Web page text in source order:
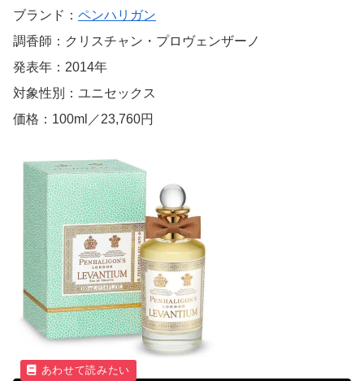
ブランド： ペンハリガン
調香師：クリスチャン・プロヴェンザーノ
発表年：2014年
対象性別：ユニセックス
価格：100ml／23,760円